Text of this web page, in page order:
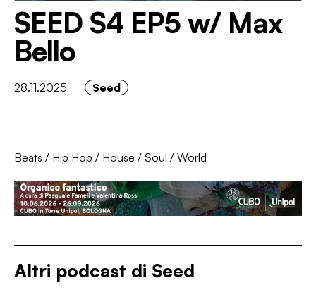
SEED S4 EP5 w/ Max
Bello
28.11.2025 Seed
Beats / Hip Hop / House / Soul / World
Altri podcast di Seed